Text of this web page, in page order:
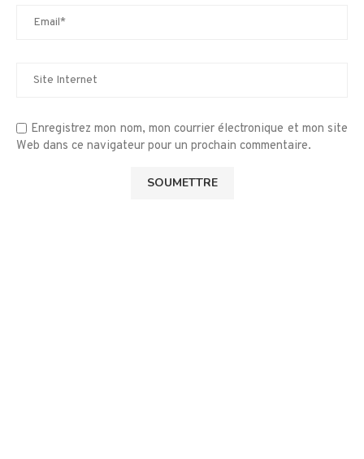
Enregistrez mon nom, mon courrier électronique et mon site
Web dans ce navigateur pour un prochain commentaire.